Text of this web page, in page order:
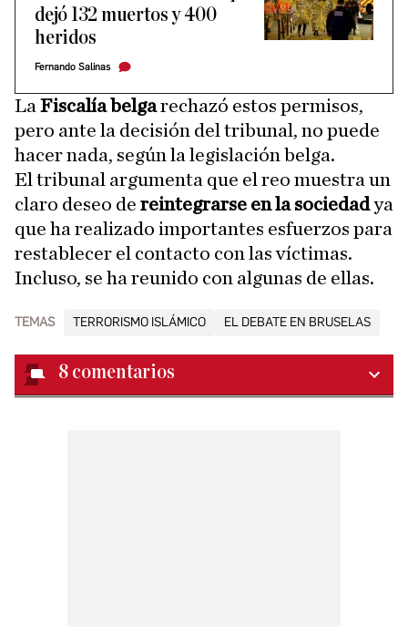
dejó 132 muertos y 400
heridos
Fernando Salinas
La Fiscalía belgarechazó estos permisos,
pero ante la decisión del tribunal, no puede
hacer nada, según la legislación belga.
El tribunal argumenta que el reo muestra un
claro deseo de reintegrarse en la sociedadya
que ha realizado importantes esfuerzos para
restablecer el contacto con las víctimas.
Incluso, se ha reunido con algunas de ellas.
TEMAS TERRORISMO ISLÁMICO EL DEBATE EN BRUSELAS
8 comentarios